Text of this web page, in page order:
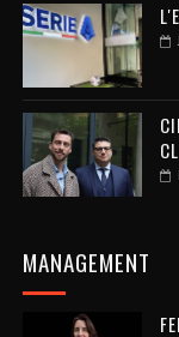
MANAGEMENT